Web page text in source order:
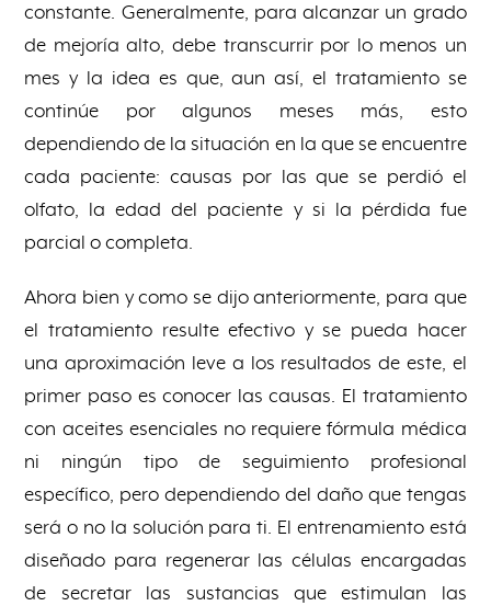
constante. Generalmente, para alcanzar un grado
de mejoría alto, debe transcurrir por lo menos un
mes y la idea es que, aun así, el tratamiento se
continúe por algunos meses más, esto
dependiendo de la situación en la que se encuentre
cada paciente: causas por las que se perdió el
olfato, la edad del paciente y si la pérdida fue
parcial o completa.
Ahora bien y como se dijo anteriormente, para que
el tratamiento resulte efectivo y se pueda hacer
una aproximación leve a los resultados de este, el
primer paso es conocer las causas. El tratamiento
con aceites esenciales no requiere fórmula médica
ni ningún tipo de seguimiento profesional
específico, pero dependiendo del daño que tengas
será o no la solución para ti. El entrenamiento está
diseñado para regenerar las células encargadas
de secretar las sustancias que estimulan las